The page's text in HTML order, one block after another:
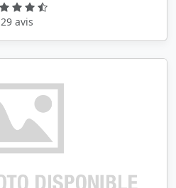
29 avis